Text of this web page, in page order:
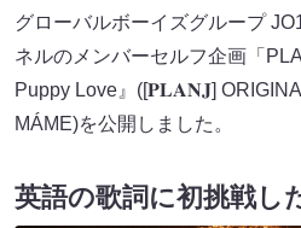
グローバルボーイズグループ
ネルのメンバーセルフ企画「
Puppy Love』([𝐏𝐋𝐀𝐍𝐉]
MÁME)を公開しました。
英語の歌詞に初挑戦し